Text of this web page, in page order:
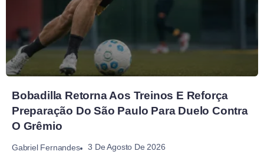
Bobadilla Retorna Aos Treinos E Reforça
Preparação Do São Paulo Para Duelo Contra
O Grêmio
Gabriel Fernandes 3 De Agosto De 2026